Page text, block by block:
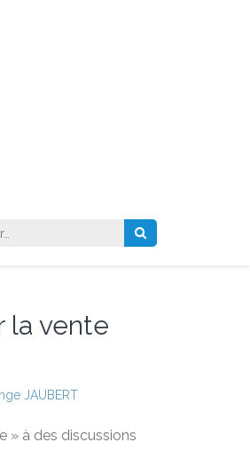
Rechercher :
la vente
JAUBERT
» à des discussions